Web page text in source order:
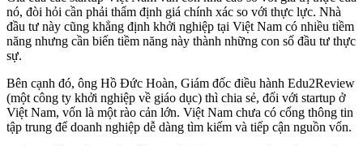
nó, đòi hỏi cần phải thẩm định giá chính xác so với thực lực. Nhà
đầu tư này cũng khẳng định khởi nghiệp tại Việt Nam có nhiều tiềm
năng nhưng cần biến tiềm năng này thành những con số đầu tư thực
sự.
Bên cạnh đó, ông Hồ Đức Hoàn, Giám đốc điều hành Edu2Review
(một công ty khởi nghiệp về giáo dục) thì chia sẻ, đối với startup ở
Việt Nam, vốn là một rào cản lớn. Việt Nam chưa có cổng thông tin
tập trung để doanh nghiệp dễ dàng tìm kiếm và tiếp cận nguồn vốn.